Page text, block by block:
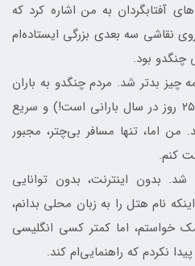
آفتابگردان به من اشاره کرد که
نقاشی سه بعدی بزرگی ایستاده‌ام
چنگدو بود.
بدتر شد. مردم چنگدو به باران
عادت دارند (این شهر بیش از ۲۵۰ روز در سال بارانی است!) و سریع
من اما، تنها مسافر بی‌چتر، مجبور
کنم.
بدون اینترنت، بدون توانایی
نام هتل را به زبان محلی بدانم،
خواستم، اما کمتر کسی انگلیسی
نکردم که راهنمایی‌ام کند.